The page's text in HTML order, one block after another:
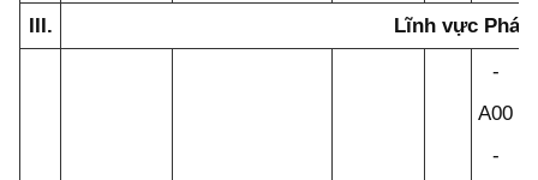
III. Lĩnh vực Pháp
-
A00
-